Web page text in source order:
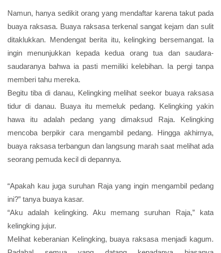
Namun, hanya sedikit orang yang mendaftar karena takut pada
buaya raksasa. Buaya raksasa terkenal sangat kejam dan sulit
ditaklukkan. Mendengat berita itu, kelingking bersemangat. Ia
ingin menunjukkan kepada kedua orang tua dan saudara-
saudaranya bahwa ia pasti memiliki kelebihan. Ia pergi tanpa
memberi tahu mereka.
Begitu tiba di danau, Kelingking melihat seekor buaya raksasa
tidur di danau. Buaya itu memeluk pedang. Kelingking yakin
hawa itu adalah pedang yang dimaksud Raja. Kelingking
mencoba berpikir cara mengambil pedang. Hingga akhirnya,
buaya raksasa terbangun dan langsung marah saat melihat ada
seorang pemuda kecil di depannya.
“Apakah kau juga suruhan Raja yang ingin mengambil pedang
ini?” tanya buaya kasar.
“Aku adalah kelingking. Aku memang suruhan Raja,” kata
kelingking jujur.
Melihat keberanian Kelingking, buaya raksasa menjadi kagum.